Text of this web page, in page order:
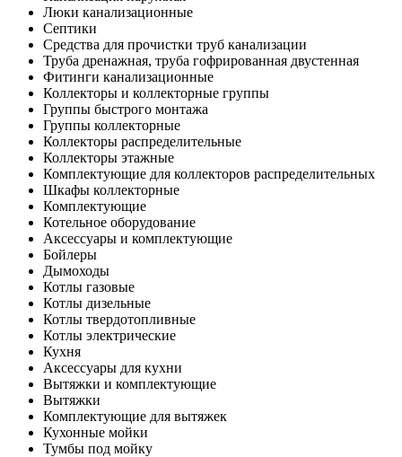
Люки канализационные
Септики
Средства для прочистки труб канализации
Труба дренажная, труба гофрированная двустенная
Фитинги канализационные
Коллекторы и коллекторные группы
Группы быстрого монтажа
Группы коллекторные
Коллекторы распределительные
Коллекторы этажные
Комплектующие для коллекторов распределительных
Шкафы коллекторные
Комплектующие
Котельное оборудование
Аксессуары и комплектующие
Бойлеры
Дымоходы
Котлы газовые
Котлы дизельные
Котлы твердотопливные
Котлы электрические
Кухня
Аксессуары для кухни
Вытяжки и комплектующие
Вытяжки
Комплектующие для вытяжек
Кухонные мойки
Тумбы под мойку